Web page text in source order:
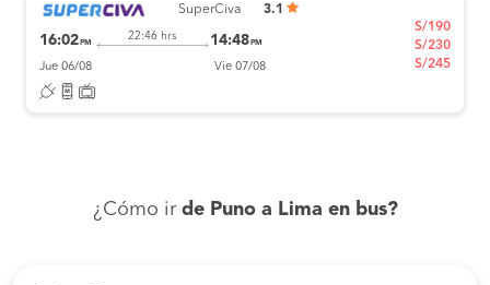
SuperCiva 3.1
16:02 PM
22:46 hrs 14:48 PM
Jue 06/08 Vie 07/08
S/190
S/230
S/245
¿Cómo ir de Puno a Lima en bus?